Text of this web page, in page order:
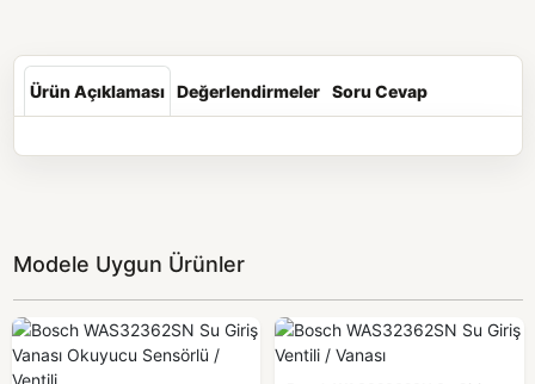
Ürün Açıklaması Değerlendirmeler Soru Cevap
Modele Uygun Ürünler